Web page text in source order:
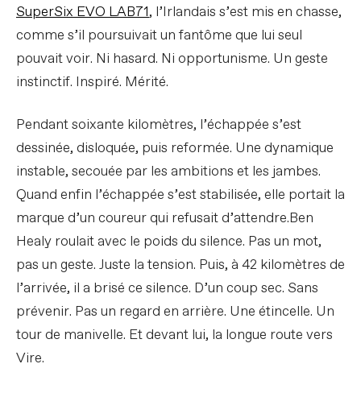
SuperSix EVO LAB71, l’Irlandais s’est mis en chasse,
comme s’il poursuivait un fantôme que lui seul
pouvait voir. Ni hasard. Ni opportunisme. Un geste
instinctif. Inspiré. Mérité.
Pendant soixante kilomètres, l’échappée s’est
dessinée, disloquée, puis reformée. Une dynamique
instable, secouée par les ambitions et les jambes.
Quand enfin l’échappée s’est stabilisée, elle portait la
marque d’un coureur qui refusait d’attendre.Ben
Healy roulait avec le poids du silence. Pas un mot,
pas un geste. Juste la tension. Puis, à 42 kilomètres de
l’arrivée, il a brisé ce silence. D’un coup sec. Sans
prévenir. Pas un regard en arrière. Une étincelle. Un
tour de manivelle. Et devant lui, la longue route vers
Vire.